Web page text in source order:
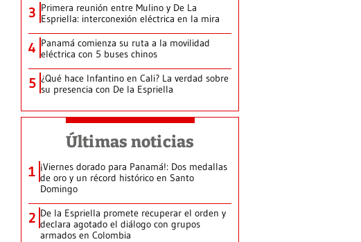
3 Primera reunión entre Mulino y De La
Espriella: interconexión eléctrica en la mira
4 Panamá comienza su ruta a la movilidad
eléctrica con 5 buses chinos
5 ¿Qué hace Infantino en Cali? La verdad sobre
su presencia con De la Espriella
Últimas noticias
1 ¡Viernes dorado para Panamá!: Dos medallas
de oro y un récord histórico en Santo
Domingo
2 De la Espriella promete recuperar el orden y
declara agotado el diálogo con grupos
armados en Colombia